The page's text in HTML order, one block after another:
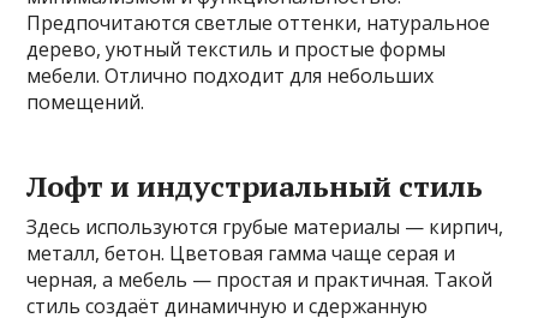
Предпочитаются светлые оттенки, натуральное
дерево, уютный текстиль и простые формы
мебели. Отлично подходит для небольших
помещений.
Лофт и индустриальный стиль
Здесь используются грубые материалы — кирпич,
металл, бетон. Цветовая гамма чаще серая и
черная, а мебель — простая и практичная. Такой
стиль создаёт динамичную и сдержанную